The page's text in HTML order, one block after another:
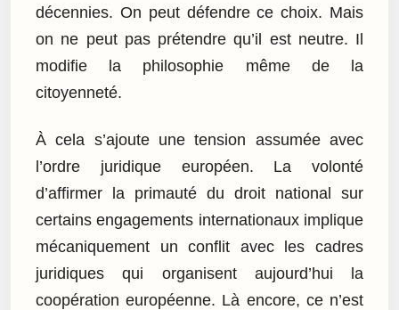
décennies. On peut défendre ce choix. Mais
on ne peut pas prétendre qu’il est neutre. Il
modifie la philosophie même de la
citoyenneté.
À cela s’ajoute une tension assumée avec
l’ordre juridique européen. La volonté
d’affirmer la primauté du droit national sur
certains engagements internationaux implique
mécaniquement un conflit avec les cadres
juridiques qui organisent aujourd’hui la
coopération européenne. Là encore, ce n’est